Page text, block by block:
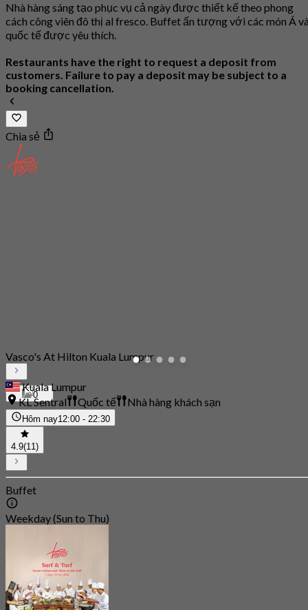
Nhà hàng sáng tạo phục vụ cả ngày được thiết kế theo phong
cách công viên đô thị al fresco. Buffet ấn tượng với các món Á
quốc tế được yêu thích.
Restaurants have the right to request a deposit from
customers. Failure to pay a deposit may be subject to a
booking cancellation.
Chia sẻ
0
Vasco's At Hilton Kuala Lumpur
Kuala Lumpur
KL Sentral
Quốc tế Nhà hàng khách sạn
Hôm nay12:00 - 22:30
4.9(11)
Buffet
Weekday (Sun to Thu)